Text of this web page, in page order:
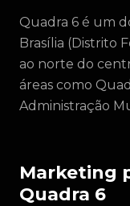
Quadra 6 é um
Brasília (Distrito
ao norte do
áreas como
Administração
Marketing
Quadra 6